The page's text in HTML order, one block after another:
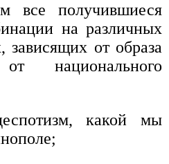
все получившиеся
на различных
зависящих от образа
национального
какой мы